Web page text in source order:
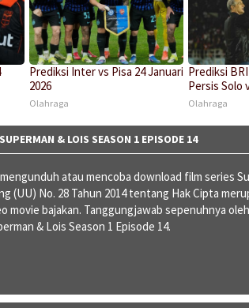
Prediksi Inter vs Pisa 24 Januari
2026
Olahraga
Prediksi
Persis Solo
Olahraga
& LOIS SEASON 1 EPISODE 14
atau mencoba download film series
(UU) No. 28 Tahun 2014 tentang Hak Cipta
movie bajakan. Tanggungjawab sepenuhnya
& Lois Season 1 Episode 14.